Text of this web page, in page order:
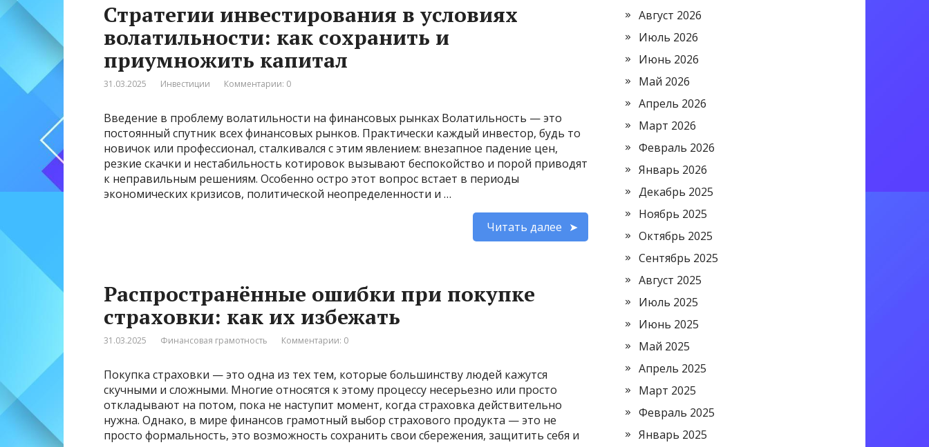
Стратегии инвестирования в условиях
волатильности: как сохранить и
приумножить капитал
31.03.2025 Инвестиции Комментарии: 0
Введение в проблему волатильности на финансовых рынках Волатильность — это
постоянный спутник всех финансовых рынков. Практически каждый инвестор, будь то
новичок или профессионал, сталкивался с этим явлением: внезапное падение цен,
резкие скачки и нестабильность котировок вызывают беспокойство и порой приводят
к неправильным решениям. Особенно остро этот вопрос встает в периоды
экономических кризисов, политической неопределенности и …
Читать далее
Распространённые ошибки при покупке
страховки: как их избежать
31.03.2025 Финансовая грамотность Комментарии: 0
Покупка страховки — это одна из тех тем, которые большинству людей кажутся
скучными и сложными. Многие относятся к этому процессу несерьезно или просто
откладывают на потом, пока не наступит момент, когда страховка действительно
нужна. Однако, в мире финансов грамотный выбор страхового продукта — это не
просто формальность, это возможность сохранить свои сбережения, защитить себя и
Август 2026
Июль 2026
Июнь 2026
Май 2026
Апрель 2026
Март 2026
Февраль 2026
Январь 2026
Декабрь 2025
Ноябрь 2025
Октябрь 2025
Сентябрь 2025
Август 2025
Июль 2025
Июнь 2025
Май 2025
Апрель 2025
Март 2025
Февраль 2025
Январь 2025